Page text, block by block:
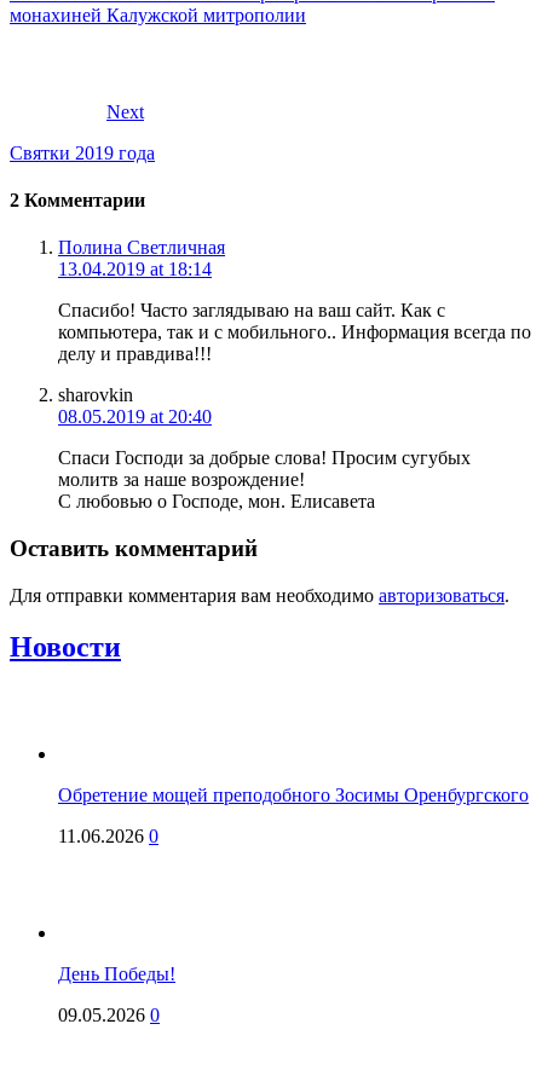
монахиней Калужской митрополии
Next
Святки 2019 года
2 Комментарии
Полина Светличная
13.04.2019 at 18:14
Спасибо! Часто заглядываю на ваш сайт. Как с
компьютера, так и с мобильного.. Информация всегда по
делу и правдива!!!
sharovkin
08.05.2019 at 20:40
Спаси Господи за добрые слова! Просим сугубых
молитв за наше возрождение!
С любовью о Господе, мон. Елисавета
Оставить комментарий
Для отправки комментария вам необходимо авторизоваться.
Новости
Обретение мощей преподобного Зосимы Оренбургского
11.06.2026 0
День Победы!
09.05.2026 0